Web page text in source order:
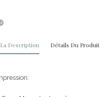
La Description Détails Du Produit